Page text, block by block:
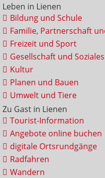
Leben in Lienen
Bildung und Schule
Familie, Partnerschaft
Freizeit und Sport
Gesellschaft und Soziales
Kultur
Planen und Bauen
Umwelt und Tiere
Zu Gast in Lienen
Tourist-Information
Angebote online buchen
digitale Ortsrundgänge
Radfahren
Wandern